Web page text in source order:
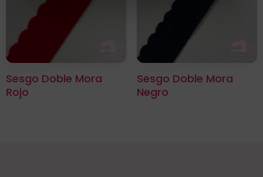
Sesgo Doble Mora
Rojo
Sesgo Doble Mora
Negro